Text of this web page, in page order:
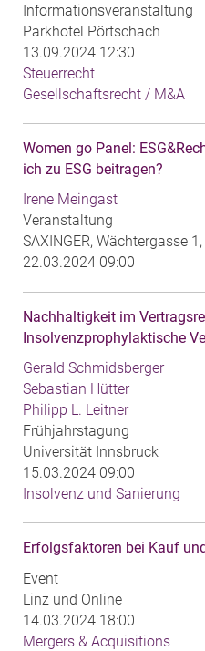
Informationsveranstaltung
Parkhotel Pörtschach
13.09.2024 12:30
Steuerrecht
Gesellschaftsrecht / M&A
Women go Panel:
ich zu ESG beitragen?
Irene Meingast
Veranstaltung
SAXINGER, Wächtergasse
22.03.2024 09:00
Nachhaltigkeit im
Insolvenzprophylaktische
Gerald Schmidsberger
Sebastian Hütter
Philipp L. Leitner
Frühjahrstagung
Universität Innsbruck
15.03.2024 09:00
Insolvenz und Sanierung
Erfolgsfaktoren bei Kauf
Event
Linz und Online
14.03.2024 18:00
Mergers & Acquisitions